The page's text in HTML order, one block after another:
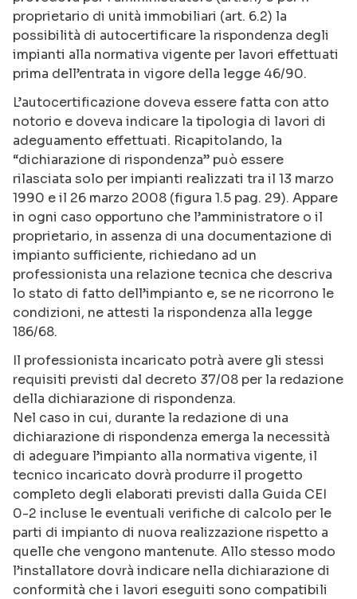
proprietario di unità immobiliari (art. 6.2) la
possibilità di autocertificare la rispondenza degli
impianti alla normativa vigente per lavori effettuati
prima dell’entrata in vigore della legge 46/90.
L’autocertificazione doveva essere fatta con atto
notorio e doveva indicare la tipologia di lavori di
adeguamento effettuati. Ricapitolando, la
“dichiarazione di rispondenza” può essere
rilasciata solo per impianti realizzati tra il 13 marzo
1990 e il 26 marzo 2008 (figura 1.5 pag. 29). Appare
in ogni caso opportuno che l’amministratore o il
proprietario, in assenza di una documentazione di
impianto sufficiente, richiedano ad un
professionista una relazione tecnica che descriva
lo stato di fatto dell’impianto e, se ne ricorrono le
condizioni, ne attesti la rispondenza alla legge
186/68.
Il professionista incaricato potrà avere gli stessi
requisiti previsti dal decreto 37/08 per la redazione
della dichiarazione di rispondenza.
Nel caso in cui, durante la redazione di una
dichiarazione di rispondenza emerga la necessità
di adeguare l’impianto alla normativa vigente, il
tecnico incaricato dovrà produrre il progetto
completo degli elaborati previsti dalla Guida CEI
0-2 incluse le eventuali verifiche di calcolo per le
parti di impianto di nuova realizzazione rispetto a
quelle che vengono mantenute. Allo stesso modo
l’installatore dovrà indicare nella dichiarazione di
conformità che i lavori eseguiti sono compatibili